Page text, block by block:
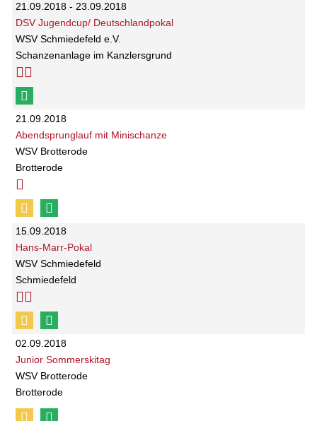
21.09.2018 - 23.09.2018
DSV Jugendcup/ Deutschlandpokal
WSV Schmiedefeld e.V.
Schanzenanlage im Kanzlersgrund
21.09.2018
Abendsprunglauf mit Minischanze
WSV Brotterode
Brotterode
15.09.2018
Hans-Marr-Pokal
WSV Schmiedefeld
Schmiedefeld
02.09.2018
Junior Sommerskitag
WSV Brotterode
Brotterode